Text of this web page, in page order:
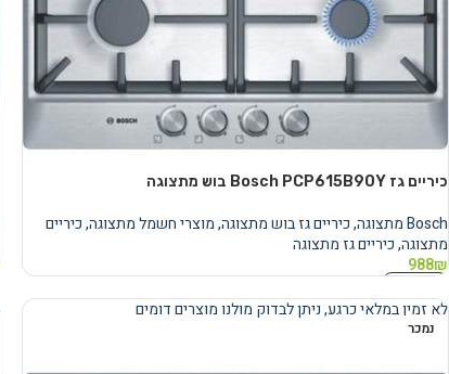
כיריים גז Bosch PCP615B90Y בוש מתצוגה
Bosch מתצוגה ,כיריים גז בוש מתצוגה,מוצרי חשמל מתצוגה,כיריים
מתצוגה,כיריים גז מתצוגה
988₪
מידע נוסף
נמכר
לא זמין במלאי כרגע, ניתן לבדוק מולנו מוצרים דומים